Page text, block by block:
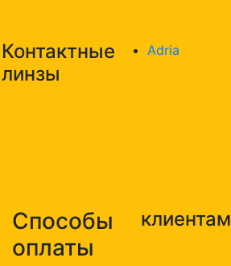
Контактные
линзы
Adria
Способы
оплаты
клиентам